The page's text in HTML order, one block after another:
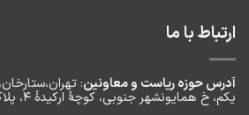
ارتباط با ما
آدرس حوزه ریاست و معاونین:
یکم، خ‌ همایونشهر جنوبی، کوچۀ ارکیدۀ ۴، پلاک ۲، طبقه ۲